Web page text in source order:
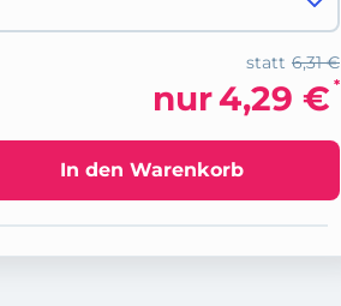
6,31 €
statt
nur4,29 € *
In den Warenkorb